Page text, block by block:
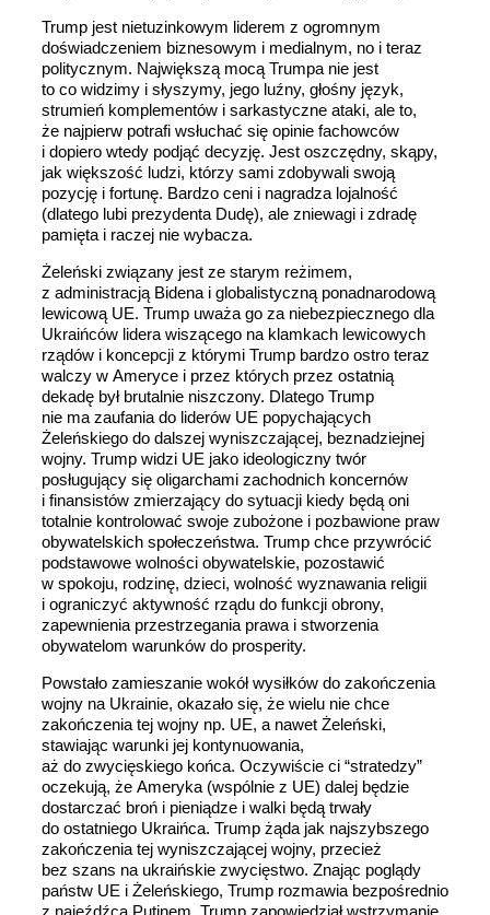
Trump jest nietuzinkowym liderem z ogromnym
doświadczeniem biznesowym i medialnym, no i teraz
politycznym. Największą mocą Trumpa nie jest
to co widzimy i słyszymy, jego luźny, głośny język,
strumień komplementów i sarkastyczne ataki, ale to,
że najpierw potrafi wsłuchać się opinie fachowców
i dopiero wtedy podjąć decyzję. Jest oszczędny, skąpy,
jak większość ludzi, którzy sami zdobywali swoją
pozycję i fortunę. Bardzo ceni i nagradza lojalność
(dlatego lubi prezydenta Dudę), ale zniewagi i zdradę
pamięta i raczej nie wybacza.
Żeleński związany jest ze starym reżimem,
z administracją Bidena i globalistyczną ponadnarodową
lewicową UE. Trump uważa go za niebezpiecznego dla
Ukraińców lidera wiszącego na klamkach lewicowych
rządów i koncepcji z którymi Trump bardzo ostro teraz
walczy w Ameryce i przez których przez ostatnią
dekadę był brutalnie niszczony. Dlatego Trump
nie ma zaufania do liderów UE popychających
Żeleńskiego do dalszej wyniszczającej, beznadziejnej
wojny. Trump widzi UE jako ideologiczny twór
posługujący się oligarchami zachodnich koncernów
i finansistów zmierzający do sytuacji kiedy będą oni
totalnie kontrolować swoje zubożone i pozbawione praw
obywatelskich społeczeństwa. Trump chce przywrócić
podstawowe wolności obywatelskie, pozostawić
w spokoju, rodzinę, dzieci, wolność wyznawania religii
i ograniczyć aktywność rządu do funkcji obrony,
zapewnienia przestrzegania prawa i stworzenia
obywatelom warunków do prosperity.
Powstało zamieszanie wokół wysiłków do zakończenia
wojny na Ukrainie, okazało się, że wielu nie chce
zakończenia tej wojny np. UE, a nawet Żeleński,
stawiając warunki jej kontynuowania,
aż do zwycięskiego końca. Oczywiście ci “stratedzy”
oczekują, że Ameryka (wspólnie z UE) dalej będzie
dostarczać broń i pieniądze i walki będą trwały
do ostatniego Ukraińca. Trump żąda jak najszybszego
zakończenia tej wyniszczającej wojny, przecież
bez szans na ukraińskie zwycięstwo. Znając poglądy
państw UE i Żeleńskiego, Trump rozmawia bezpośrednio
z najeźdźcą Putinem. Trump zapowiedział wstrzymanie